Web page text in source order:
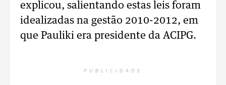
explicou, salientando estas leis foram
idealizadas na gestão 2010-2012, em
que Pauliki era presidente da ACIPG.
PUBLICIDADE